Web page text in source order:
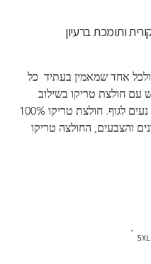
ותומכת ברעיון
אחד שמאמין בעתיד  כל
עם חולצת טריקו בשילוב
והצבעים, החולצה טריקו
5XL